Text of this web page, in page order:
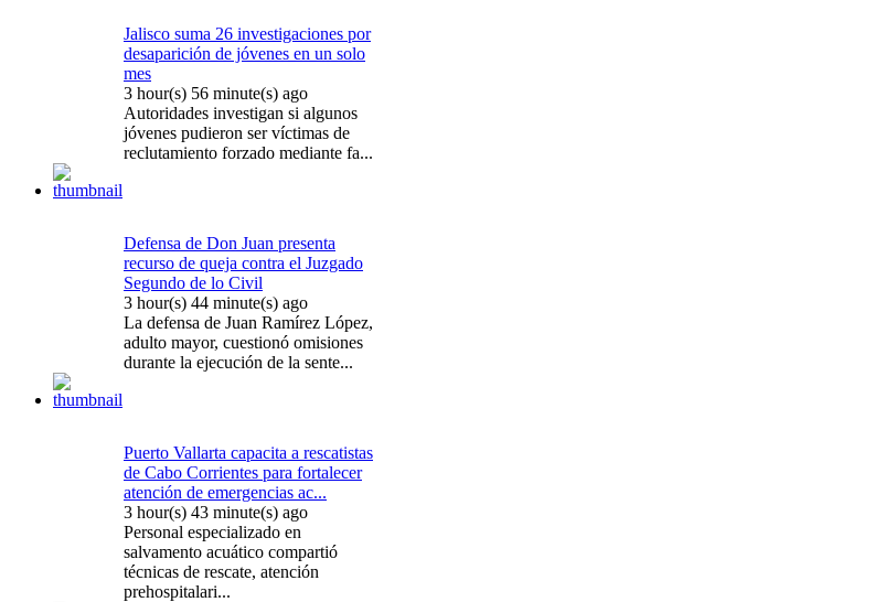
Jalisco suma 26 investigaciones por
desaparición de jóvenes en un solo
mes
3 hour(s) 56 minute(s) ago
Autoridades investigan si algunos
jóvenes pudieron ser víctimas de
reclutamiento forzado mediante fa...
Defensa de Don Juan presenta
recurso de queja contra el Juzgado
Segundo de lo Civil
3 hour(s) 44 minute(s) ago
La defensa de Juan Ramírez López,
adulto mayor, cuestionó omisiones
durante la ejecución de la sente...
Puerto Vallarta capacita a rescatistas
de Cabo Corrientes para fortalecer
atención de emergencias ac...
3 hour(s) 43 minute(s) ago
Personal especializado en
salvamento acuático compartió
técnicas de rescate, atención
prehospitalari...